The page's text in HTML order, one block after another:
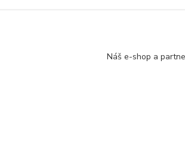
Náš e-shop a